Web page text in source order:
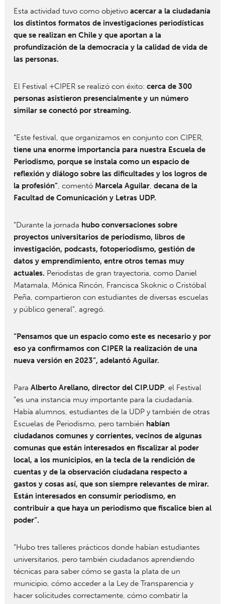
Esta actividad tuvo como objetivo acercar a la ciudadanía
los distintos formatos de investigaciones periodísticas
que se realizan en Chile y que aportan a la
profundización de la democracia y la calidad de vida de
las personas.
El Festival +CIPER se realizó con éxito: cerca de 300
personas asistieron presencialmente y un número
similar se conectó por streaming.
“Este festival, que organizamos en conjunto con CIPER,
tiene una enorme importancia para nuestra Escuela de
Periodismo, porque se instala como un espacio de
reflexión y diálogo sobre las dificultades y los logros de
la profesión”, comentó Marcela Aguilar, decana de la
Facultad de Comunicación y Letras UDP.
“Durante la jornada hubo conversaciones sobre
proyectos universitarios de periodismo, libros de
investigación, podcasts, fotoperiodismo, gestión de
datos y emprendimiento, entre otros temas muy
actuales. Periodistas de gran trayectoria, como Daniel
Matamala, Mónica Rincón, Francisca Skoknic o Cristóbal
Peña, compartieron con estudiantes de diversas escuelas
y público general”, agregó.
“Pensamos que un espacio como este es necesario y por
eso ya confirmamos con CIPER la realización de una
nueva versión en 2023”, adelantó Aguilar.
Para Alberto Arellano, director del CIP.UDP, el Festival
“es una instancia muy importante para la ciudadanía.
Había alumnos, estudiantes de la UDP y también de otras
Escuelas de Periodismo, pero también habían
ciudadanos comunes y corrientes, vecinos de algunas
comunas que están interesados en fiscalizar al poder
local, a los municipios, en la tecla de la rendición de
cuentas y de la observación ciudadana respecto a
gastos y cosas así, que son siempre relevantes de mirar.
Están interesados en consumir periodismo, en
contribuir a que haya un periodismo que fiscalice bien al
poder”.
“Hubo tres talleres prácticos donde habían estudiantes
universitarios, pero también ciudadanos aprendiendo
técnicas para saber cómo se gasta la plata de un
municipio, cómo acceder a la Ley de Transparencia y
hacer solicitudes correctamente, cómo combatir la